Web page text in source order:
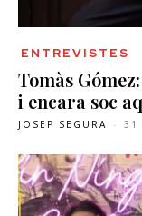
ENTREVISTES
Tomàs
i encara soc
JOSEP SEGURA - 31